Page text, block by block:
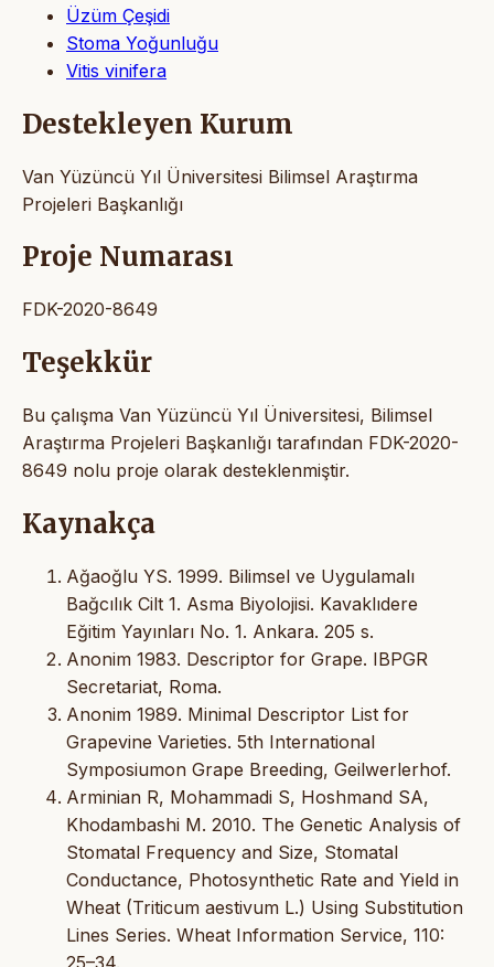
Üzüm Çeşidi
Stoma Yoğunluğu
Vitis vinifera
Destekleyen Kurum
Van Yüzüncü Yıl Üniversitesi Bilimsel Araştırma
Projeleri Başkanlığı
Proje Numarası
FDK-2020-8649
Teşekkür
Bu çalışma Van Yüzüncü Yıl Üniversitesi, Bilimsel
Araştırma Projeleri Başkanlığı tarafından FDK-2020-
8649 nolu proje olarak desteklenmiştir.
Kaynakça
Ağaoğlu YS. 1999. Bilimsel ve Uygulamalı
Bağcılık Cilt 1. Asma Biyolojisi. Kavaklıdere
Eğitim Yayınları No. 1. Ankara. 205 s.
Anonim 1983. Descriptor for Grape. IBPGR
Secretariat, Roma.
Anonim 1989. Minimal Descriptor List for
Grapevine Varieties. 5th International
Symposiumon Grape Breeding, Geilwerlerhof.
Arminian R, Mohammadi S, Hoshmand SA,
Khodambashi M. 2010. The Genetic Analysis of
Stomatal Frequency and Size, Stomatal
Conductance, Photosynthetic Rate and Yield in
Wheat (Triticum aestivum L.) Using Substitution
Lines Series. Wheat Information Service, 110:
25–34.